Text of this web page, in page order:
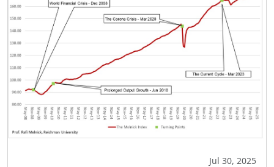
Jul 30, 2025